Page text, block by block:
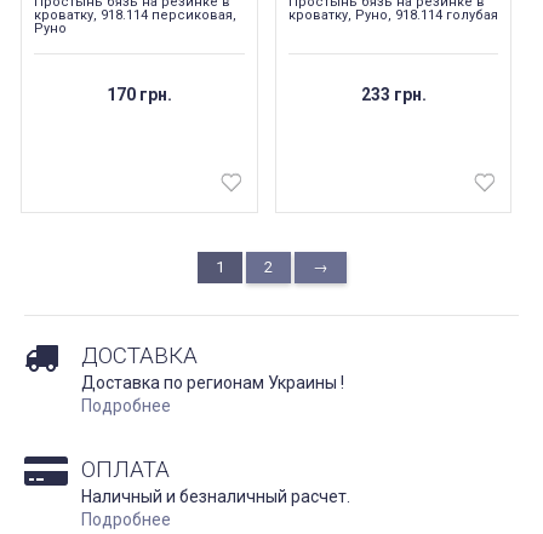
кроватку, 918.114 персиковая,
Руно
170 грн.
кроватку, Руно, 918.114 голубая
233 грн.
1 2 →
ДОСТАВКА
Доставка по регионам Украины !
Подробнее
ОПЛАТА
Наличный и безналичный расчет.
Подробнее